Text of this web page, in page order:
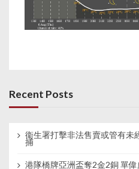
Recent Posts
衞生署打擊非法售賣或管有未
捕
港隊橋牌亞洲盃奪2金2銅 單偉